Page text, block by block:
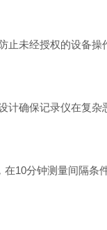
未经授权的设备操
确保记录仪在复杂
分钟测量间隔条